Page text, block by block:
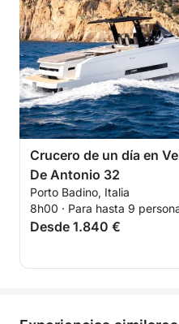
Crucero de un día en
De Antonio 32
Porto Badino, Italia
8h00 · Para hasta 9
Desde 1.840 €